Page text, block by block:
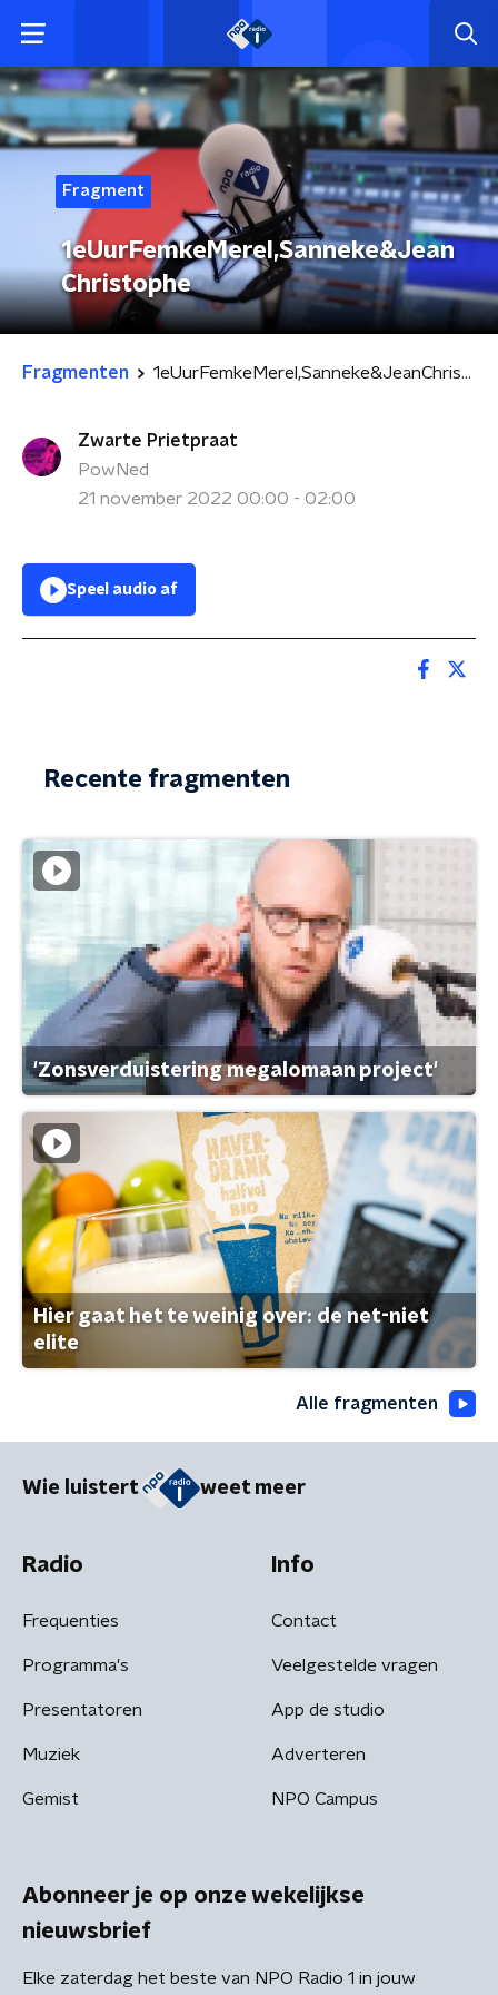
Fragment
1eUurFemkeMerel,Sanneke&Jean
Christophe
Fragmenten 1eUurFemkeMerel,Sanneke&JeanChristophe
Zwarte Prietpraat
PowNed
21 november 2022 00:00 - 02:00
Speel audio af
Recente fragmenten
'Zonsverduistering megalomaan project'
Hier gaat het te weinig over: de net-niet
elite
Alle fragmenten
Wie luistert weet meer
Radio
Frequenties
Programma's
Presentatoren
Muziek
Gemist
Info
Contact
Veelgestelde vragen
App de studio
Adverteren
NPO Campus
Abonneer je op onze wekelijkse
nieuwsbrief
Elke zaterdag het beste van NPO Radio 1 in jouw